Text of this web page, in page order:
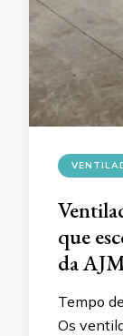
que
da
Tempo
Os